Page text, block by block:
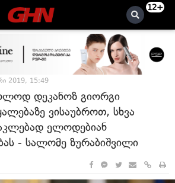
12+
2019, 15:49
დეკანოზ გიორგი
ვისაუბროთ, სხვა
ელოდებიან
- სალომე ზურაბიშვილი